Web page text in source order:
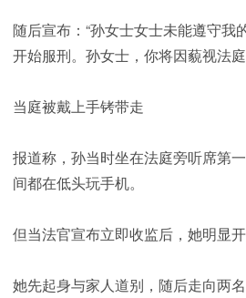
随后宣布：“孙女士女士未能遵守
开始服刑。孙女士，你将因藐视法
当庭被戴上手铐带走
报道称，孙当时坐在法庭旁听席第
间都在低头玩手机。
但当法官宣布立即收监后，她明显开
她先起身与家人道别，随后走向两